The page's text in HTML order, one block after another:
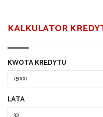
KALKULATOR
KWOTA KREDYTU
LATA